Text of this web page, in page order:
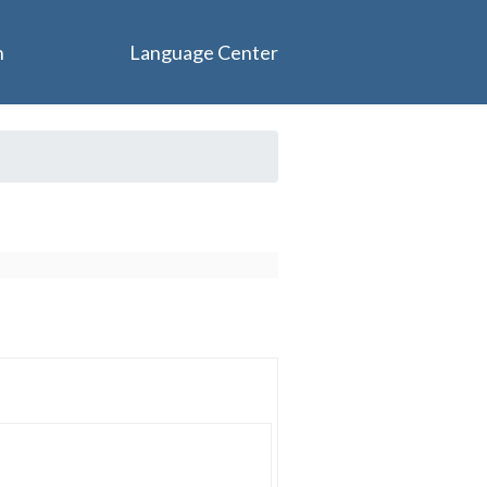
Language Center